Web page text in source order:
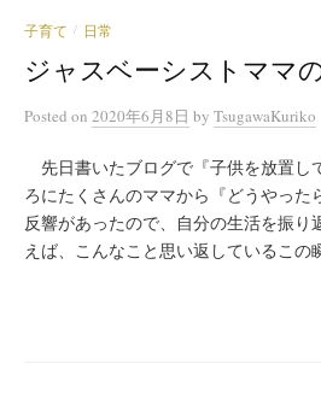
子育て / 日常
ジャスベーシストママ
Posted on 2020年6月8日 by TsugawaKuriko
先日書いたブログで『子供を放置し
ろにたくさんのママから『どうやった
反響があったので、自分の生活を振り
えば、こんなこと思い返しているこの